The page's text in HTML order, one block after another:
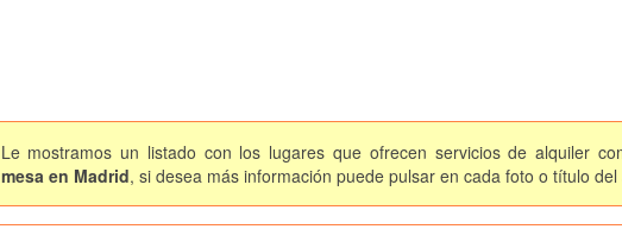
Le mostramos un listado con los lugares que ofrecen servicios de alquiler
mesa en Madrid, si desea más información puede pulsar en cada foto o título